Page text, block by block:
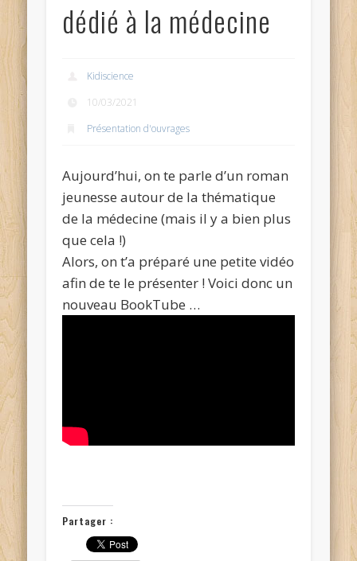
dédié à la médecine
Kidiscience
10/03/2021
Présentation d'ouvrages
Aujourd’hui, on te parle d’un roman
jeunesse autour de la thématique
de la médecine (mais il y a bien plus
que cela !)
Alors, on t’a préparé une petite vidéo
afin de te le présenter ! Voici donc un
nouveau BookTube …
Partager :